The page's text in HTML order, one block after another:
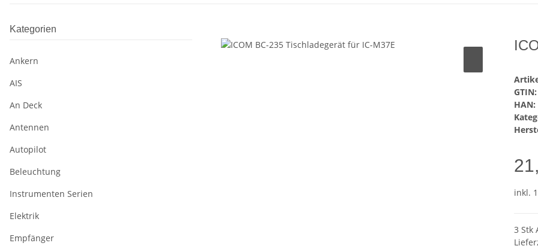
GTIN:
HAN:
inkl.
3 Stk
Kategorien
Ankern
AIS
An Deck
Antennen
Autopilot
Beleuchtung
Instrumenten Serien
Elektrik
Empfänger